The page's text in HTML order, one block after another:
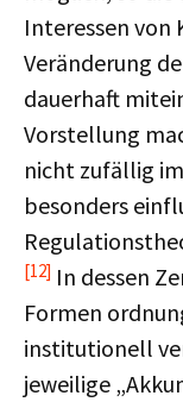
Interessen von
Veränderung
dauerhaft
Vorstellung
nicht zufällig
besonders
[12] In dessen
Formen
institutionell
jeweilige